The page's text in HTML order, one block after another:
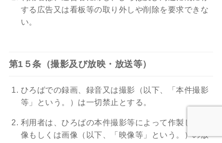
する広告又は看板等の取り外しや削除を要求できな
い。
第1５条（撮影及び放映・放送等）
ひろばでの録画、録音又は撮影（以下、「本件撮影
等」という。）は一切禁止とする。
利用者は、ひろばの本件撮影等によって作製した映
像もしくは画像（以下、「映像等」という。）の放